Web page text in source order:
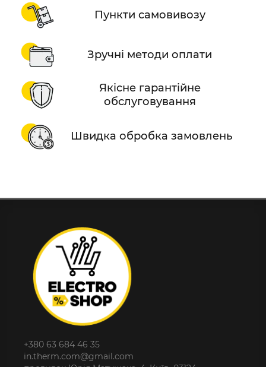
Пункти самовивозу
Зручні методи оплати
Якісне гарантійне
обслуговування
Швидка обробка замовлень
+380 63 684 46 35
in.therm.com@gmail.com